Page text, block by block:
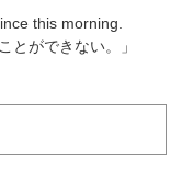
this morning.
とができない。」